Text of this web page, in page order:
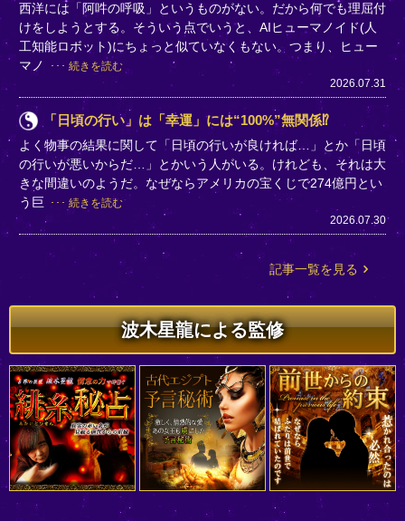
西洋には「阿吽の呼吸」というものがない。だから何でも理屈付
けをしようとする。そういう点でいうと、AIヒューマノイド(人
工知能ロボット)にちょっと似ていなくもない。つまり、ヒュー
マノ
続きを読む
2026.07.31
「日頃の行い」は「幸運」には“100%”無関係⁉
よく物事の結果に関して「日頃の行いが良ければ…」とか「日頃
の行いが悪いからだ…」とかいう人がいる。けれども、それは大
きな間違いのようだ。なぜならアメリカの宝くじで274億円とい
う巨
続きを読む
2026.07.30
記事一覧を見る
波木星龍による監修